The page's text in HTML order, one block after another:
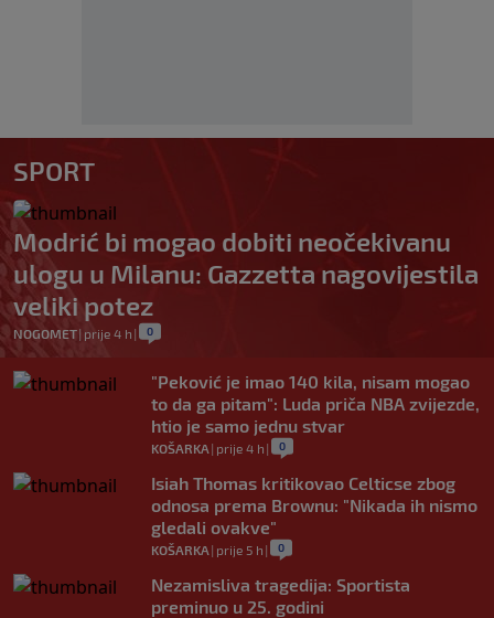
SPORT
Modrić bi mogao dobiti neočekivanu
ulogu u Milanu: Gazzetta nagovijestila
veliki potez
NOGOMET| prije 4 h | 0
"Peković je imao 140 kila, nisam mogao
to da ga pitam": Luda priča NBA zvijezde,
htio je samo jednu stvar
KOŠARKA | prije 4 h | 0
Isiah Thomas kritikovao Celticse zbog
odnosa prema Brownu: "Nikada ih nismo
gledali ovakve"
KOŠARKA | prije 5 h | 0
Nezamisliva tragedija: Sportista
preminuo u 25. godini